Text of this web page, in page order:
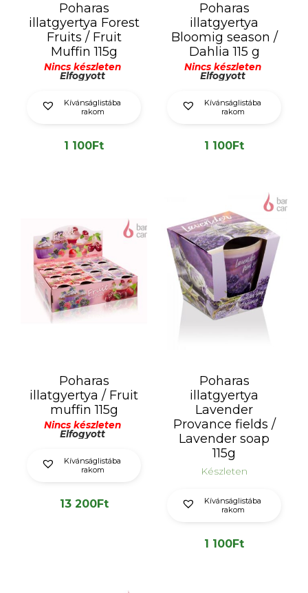
Poharas
illatgyertya Forest
Fruits / Fruit
Muffin 115g
Nincs készleten
Elfogyott
Kívánságlistába
rakom
1 100Ft
Poharas
illatgyertya
Bloomig season /
Dahlia 115 g
Nincs készleten
Elfogyott
Kívánságlistába
rakom
1 100Ft
Poharas
illatgyertya / Fruit
muffin 115g
Nincs készleten
Elfogyott
Kívánságlistába
rakom
13 200Ft
Poharas
illatgyertya
Lavender
Provance fields /
Lavender soap
115g
Készleten
Kívánságlistába
rakom
1 100Ft